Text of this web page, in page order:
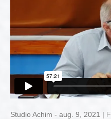
Studio Achim - aug. 9, 2021 |